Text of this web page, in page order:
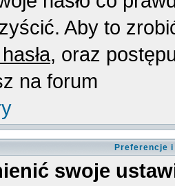
Aby to
, oraz
na forum
Preferencje
swoje